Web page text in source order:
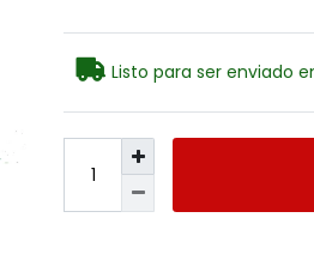
Listo para ser enviado